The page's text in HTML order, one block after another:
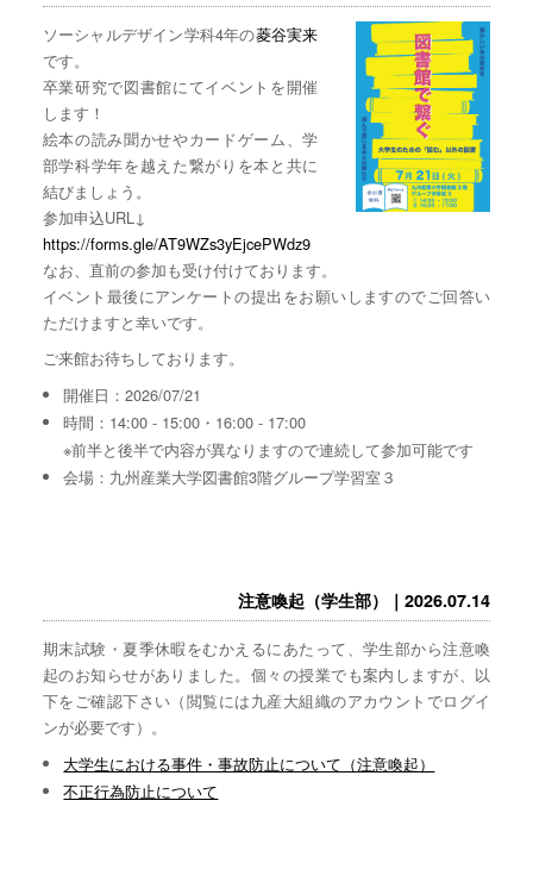
ソーシャルデザイン学科4年の菱谷実来
です。
卒業研究で図書館にてイベントを開催
します！
絵本の読み聞かせやカードゲーム、学
部学科学年を越えた繋がりを本と共に
結びましょう。
参加申込URL↓
https://forms.gle/AT9WZs3yEjcePWdz9
なお、直前の参加も受け付けております。
イベント最後にアンケートの提出をお願いしますのでご回答い
ただけますと幸いです。
ご来館お待ちしております。
開催日：2026/07/21
時間：14:00 - 15:00・16:00 - 17:00
※前半と後半で内容が異なりますので連続して参加可能です
会場：九州産業大学図書館3階グループ学習室３
注意喚起（学生部）｜2026.07.14
期末試験・夏季休暇をむかえるにあたって、学生部から注意喚
起のお知らせがありました。個々の授業でも案内しますが、以
下をご確認下さい（閲覧には九産大組織のアカウントでログイ
ンが必要です）。
大学生における事件・事故防止について（注意喚起）
不正行為防止について